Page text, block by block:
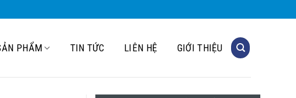
PHẨM TIN TỨC LIÊN HỆ GIỚI THIỆU